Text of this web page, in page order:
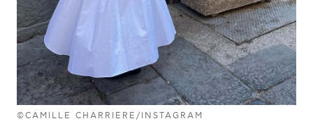
©CAMILLE CHARRIERE/INSTAGRAM